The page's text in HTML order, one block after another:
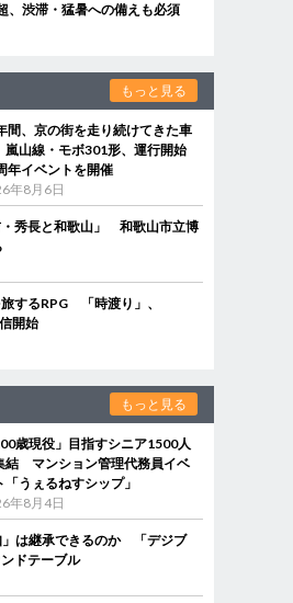
、渋滞・猛暑への備えも必須
もっと見る
間、京の街を走り続けてきた車
山線・モボ301形、運行開始
年イベントを開催
年8月6日
秀長と和歌山」 和歌山市立博
するRPG 「時渡り」、
開始
もっと見る
歳現役」目指すシニア1500人
結 マンション管理代務員イベ
「うぇるねすシップ」
年8月4日
は継承できるのか 「デジブ
ドテーブル